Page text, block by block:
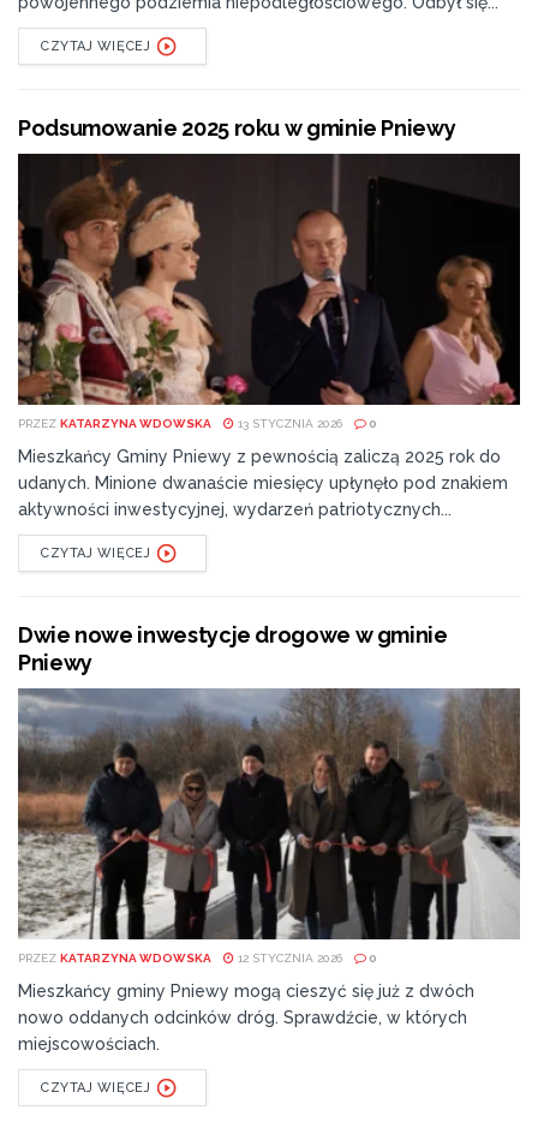
usytuowana w budynku naszej szkoły – mówi Rafał
Kącki dyrektor Liceum Ogólnokształcącego imienia
Sala gimnastyczna ma być gotowa we wrześniu 2022
Tags: Pionki powiat radomski starosta
Waldemar Trelka
CZYTAJ WIĘCEJ
Podsumowanie 2025 roku w gminie Pniewy
PRZEZ KATARZYNA WDOWSKA 13 STYCZNIA 2026 0
Mieszkańcy Gminy Pniewy z pewnością zaliczą 2025 rok do
udanych. Minione dwanaście miesięcy upłynęło pod znakiem
aktywności inwestycyjnej, wydarzeń patriotycznych...
CZYTAJ WIĘCEJ
Dwie nowe inwestycje drogowe w gminie
Pniewy
PRZEZ KATARZYNA WDOWSKA 12 STYCZNIA 2026 0
Mieszkańcy gminy Pniewy mogą cieszyć się już z dwóch
nowo oddanych odcinków dróg. Sprawdźcie, w których
miejscowościach.
CZYTAJ WIĘCEJ